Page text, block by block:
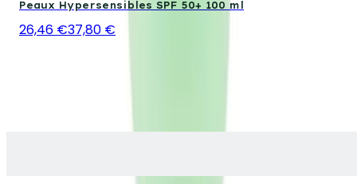
Peaux Hypersensibles SPF 50+ 100 ml
26,46 €37,80 €